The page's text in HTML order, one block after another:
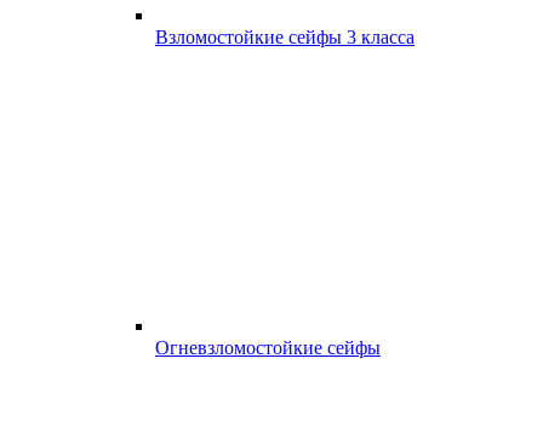
Взломостойкие сейфы 3 класса
Огневзломостойкие сейфы